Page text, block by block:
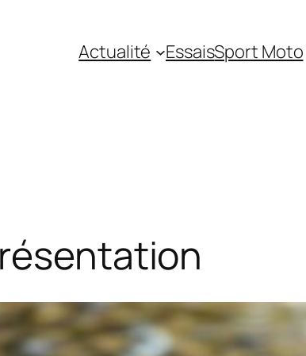
Actualité EssaisSport Moto